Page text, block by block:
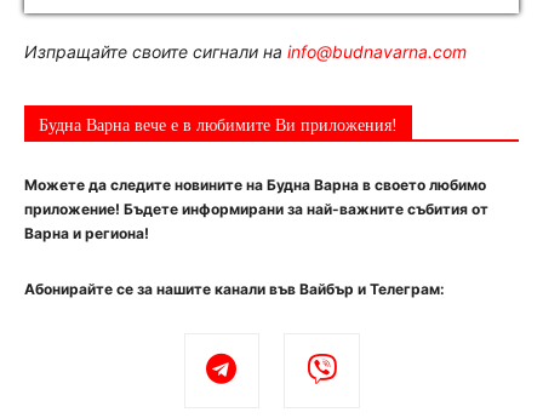
Изпращайте своите сигнали на info@budnavarna.com
Будна Варна вече е в любимите Ви приложения!
Можете да следите новините на Будна Варна в своето любимо
приложение! Бъдете информирани за най-важните събития от
Варна и региона!
Абонирайте се за нашите канали във Вайбър и Телеграм: